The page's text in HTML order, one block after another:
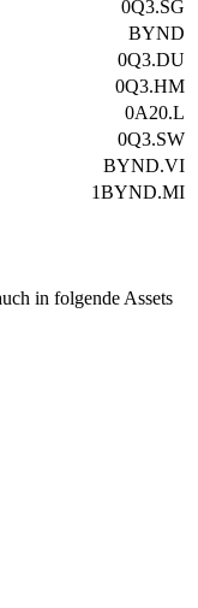
0Q3.SG
BYND
0Q3.DU
0Q3.HM
0A20.L
0Q3.SW
BYND.VI
1BYND.MI
in folgende Assets